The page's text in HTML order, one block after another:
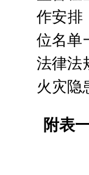
作安排
位名单
法律法
火灾隐
附表